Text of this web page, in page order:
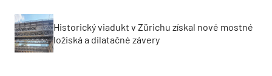
Historický viadukt v Zürichu získal nové mostné
ložiská a dilatačné závery